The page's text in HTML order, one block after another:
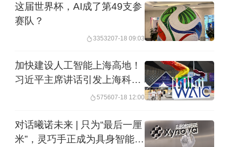
这届世界杯，AI成了第49支参
赛队？
3353207-18 09:03
加快建设人工智能上海高地！
习近平主席讲话引发上海科技
575607-18 12:00
对话曦诺未来 | 只为“最后一厘
米”，灵巧手正成为具身智能的